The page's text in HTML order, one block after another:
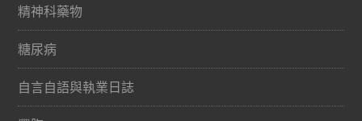
精神科藥物
糖尿病
自言自語與執業日誌